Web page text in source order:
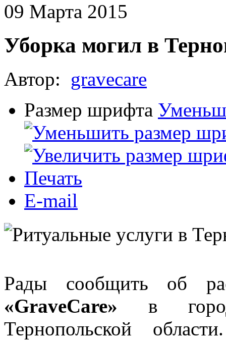
09 Марта 2015
Уборка могил в
Автор: gravecare
Размер шрифта
Печать
E-mail
Рады сообщить об
«GraveCare» в
Тернопольской